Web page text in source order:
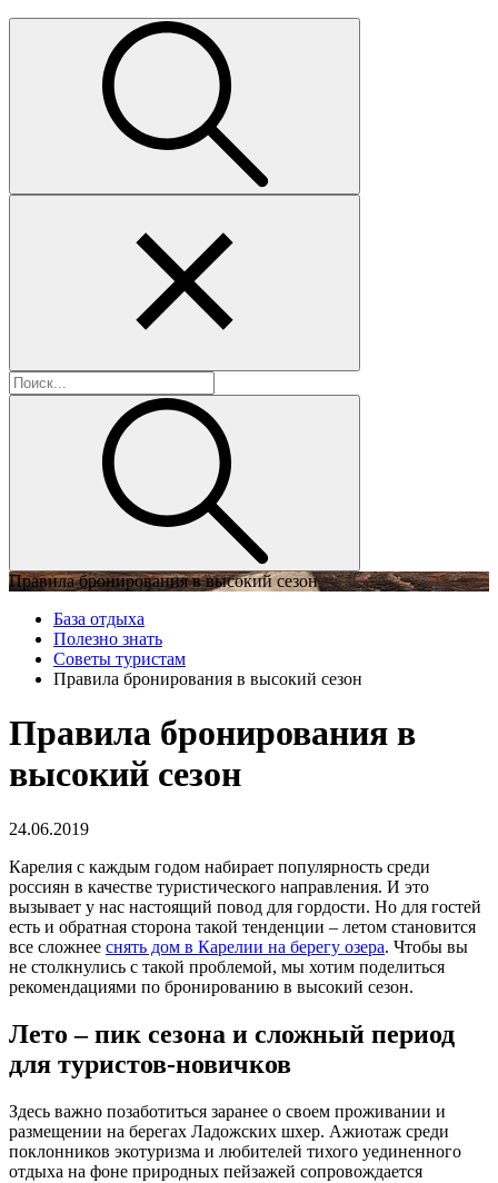
Правила бронирования в высокий сезон
База отдыха
Полезно знать
Советы туристам
Правила бронирования в высокий сезон
Правила бронирования в
высокий сезон
24.06.2019
Карелия с каждым годом набирает популярность среди
россиян в качестве туристического направления. И это
вызывает у нас настоящий повод для гордости. Но для гостей
есть и обратная сторона такой тенденции – летом становится
все сложнее снять дом в Карелии на берегу озера. Чтобы вы
не столкнулись с такой проблемой, мы хотим поделиться
рекомендациями по бронированию в высокий сезон.
Лето – пик сезона и сложный период
для туристов-новичков
Здесь важно позаботиться заранее о своем проживании и
размещении на берегах Ладожских шхер. Ажиотаж среди
поклонников экотуризма и любителей тихого уединенного
отдыха на фоне природных пейзажей сопровождается